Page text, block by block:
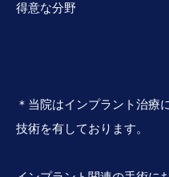
得意な分野
＊当院はインプラント治療
技術を有しております。